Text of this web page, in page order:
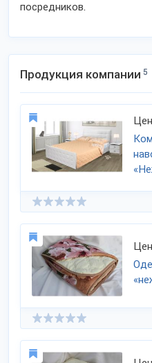
посредников.
Продукция компании 5